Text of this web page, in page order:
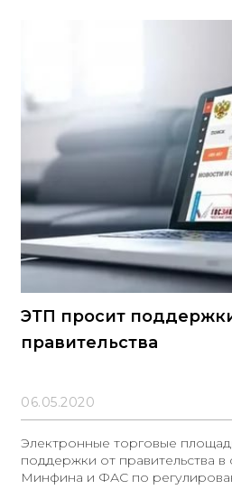
принадлежащие Российской
управления правами на
деятельности, утверждённые
Правительства РФ от 29
ЭТП просит
правительства
06.05.2020
Электронные торговые
поддержки от правительства в
Минфина и ФАС по